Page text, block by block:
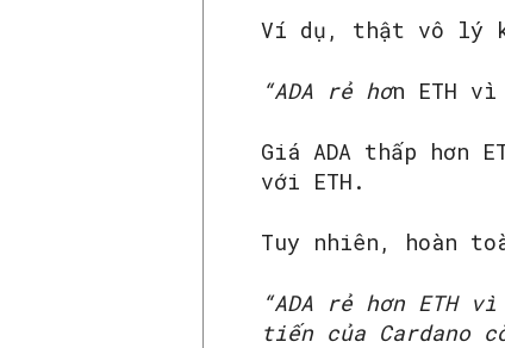
Ví dụ, thật vô lý
“ADA rẻ hơn ETH vì
Giá ADA thấp hơn
với ETH.
Tuy nhiên, hoàn
“ADA rẻ hơn ETH
tiến của Cardano